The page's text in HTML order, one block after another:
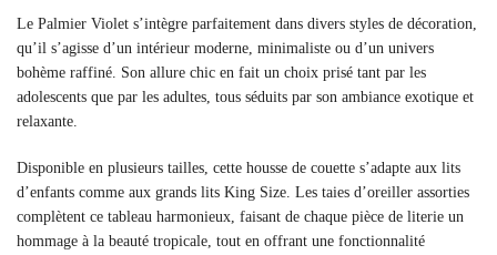
Le Palmier Violet s’intègre parfaitement dans divers styles de décoration,
qu’il s’agisse d’un intérieur moderne, minimaliste ou d’un univers
bohème raffiné. Son allure chic en fait un choix prisé tant par les
adolescents que par les adultes, tous séduits par son ambiance exotique et
relaxante.
Disponible en plusieurs tailles, cette housse de couette s’adapte aux lits
d’enfants comme aux grands lits King Size. Les taies d’oreiller assorties
complètent ce tableau harmonieux, faisant de chaque pièce de literie un
hommage à la beauté tropicale, tout en offrant une fonctionnalité